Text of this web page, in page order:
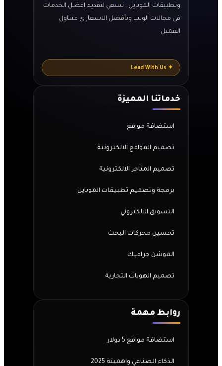
وتطبيقات الموبايل , نسعي لتقديم افضل الخدمات
فى مجالات الويب وبأفضل الاسعار ى متناول
العميل
✦ Lead With Us
خدماتنا المميزة
استضافة مواقع
تصميم المواقع الالكترونية
تصميم المتاجر الالكترونية
برمجة وتصميم تطبيقات الموبايل
التسويق الالكتروني
تحسين محركات البحث
الموشن جرافيك
تصميم الهويات التجارية
روابط مهمة
استضافة مواقع 5 دولار
الذكاء الصناعي واهميتة 2025